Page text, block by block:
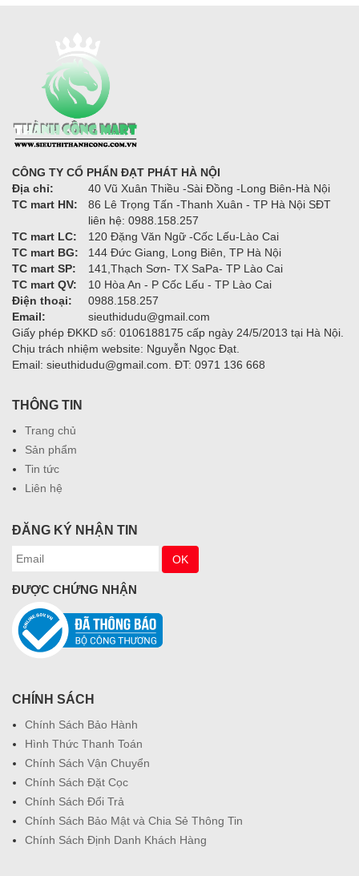
CÔNG TY CỔ PHẨN ĐẠT PHÁT HÀ NỘI
Địa chỉ:
40 Vũ Xuân Thiều -Sài Đồng -Long Biên-Hà Nội
TC mart HN:
86 Lê Trọng Tấn -Thanh Xuân - TP Hà Nội SĐT
liên hệ: 0988.158.257
TC mart LC:
120 Đặng Văn Ngữ -Cốc Lếu-Lào Cai
TC mart BG:
144 Đức Giang, Long Biên, TP Hà Nội
TC mart SP:
141,Thạch Sơn- TX SaPa- TP Lào Cai
TC mart QV:
10 Hòa An - P Cốc Lếu - TP Lào Cai
Điện thoại:
0988.158.257
Email:
sieuthidudu@gmail.com
Giấy phép ĐKKD số: 0106188175 cấp ngày 24/5/2013 tại Hà Nội.
Chịu trách nhiệm website: Nguyễn Ngọc Đạt.
Email: sieuthidudu@gmail.com. ĐT: 0971 136 668
THÔNG TIN
Trang chủ
Sản phẩm
Tin tức
Liên hệ
ĐĂNG KÝ NHẬN TIN
ĐƯỢC CHỨNG NHẬN
CHÍNH SÁCH
Chính Sách Bảo Hành
Hình Thức Thanh Toán
Chính Sách Vận Chuyển
Chính Sách Đặt Cọc
Chính Sách Đổi Trả
Chính Sách Bảo Mật và Chia Sẻ Thông Tin
Chính Sách Định Danh Khách Hàng